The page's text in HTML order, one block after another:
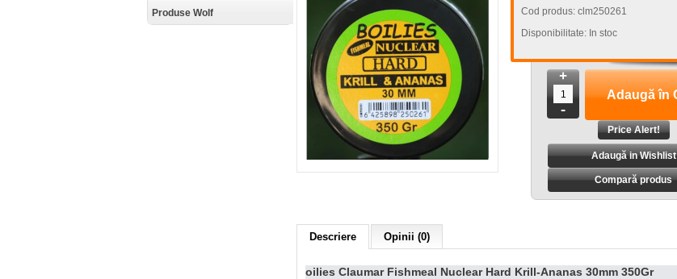
Produse Wolf
Cod produs: clm250261
Disponibilitate: In stoc
+
-
Adaugă in Wishlist
Compară produs
Descriere Opinii (0)
oilies Claumar Fishmeal Nuclear Hard Krill-Ananas 30mm 350Gr